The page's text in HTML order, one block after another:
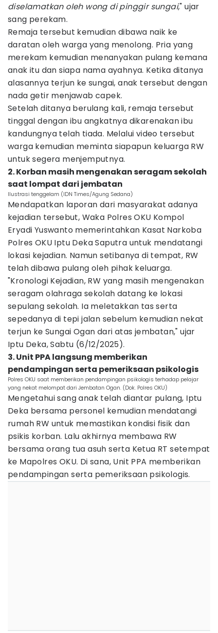
diselamatkan oleh wong di pinggir sungai," ujar
sang perekam.
Remaja tersebut kemudian dibawa naik ke
daratan oleh warga yang menolong. Pria yang
merekam kemudian menanyakan pulang kemana
anak itu dan siapa nama ayahnya. Ketika ditanya
alasannya terjun ke sungai, anak tersebut dengan
nada getir menjawab capek.
Setelah ditanya berulang kali, remaja tersebut
tinggal dengan ibu angkatnya dikarenakan ibu
kandungnya telah tiada. Melalui video tersebut
warga kemudian meminta siapapun keluarga RW
untuk segera menjemputnya.
2. Korban masih mengenakan seragam sekolah
saat lompat dari jembatan
Ilustrasi tenggelam (IDN Times/Agung Sedana)
Mendapatkan laporan dari masyarakat adanya
kejadian tersebut, Waka Polres OKU Kompol
Eryadi Yuswanto memerintahkan Kasat Narkoba
Polres OKU Iptu Deka Saputra untuk mendatangi
lokasi kejadian. Namun setibanya di tempat, RW
telah dibawa pulang oleh pihak keluarga.
"Kronologi Kejadian, RW yang masih mengenakan
seragam olahraga sekolah datang ke lokasi
sepulang sekolah. Ia meletakkan tas serta
sepedanya di tepi jalan sebelum kemudian nekat
terjun ke Sungai Ogan dari atas jembatan," ujar
Iptu Deka, Sabtu (6/12/2025).
3. Unit PPA langsung memberikan
pendampingan serta pemeriksaan psikologis
Polres OKU saat memberikan pendampingan psikologis terhadap pelajar
yang nekat melompat dari Jembatan Ogan. (Dok. Polres OKU)
Mengetahui sang anak telah diantar pulang, Iptu
Deka bersama personel kemudian mendatangi
rumah RW untuk memastikan kondisi fisik dan
psikis korban. Lalu akhirnya membawa RW
bersama orang tua asuh serta Ketua RT setempat
ke Mapolres OKU. Di sana, Unit PPA memberikan
pendampingan serta pemeriksaan psikologis.